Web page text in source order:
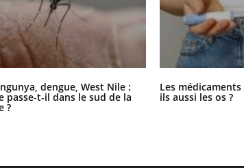
dengue, West Nile :
passe-t-il dans le sud de la
?
Les
ils aussi les os ?